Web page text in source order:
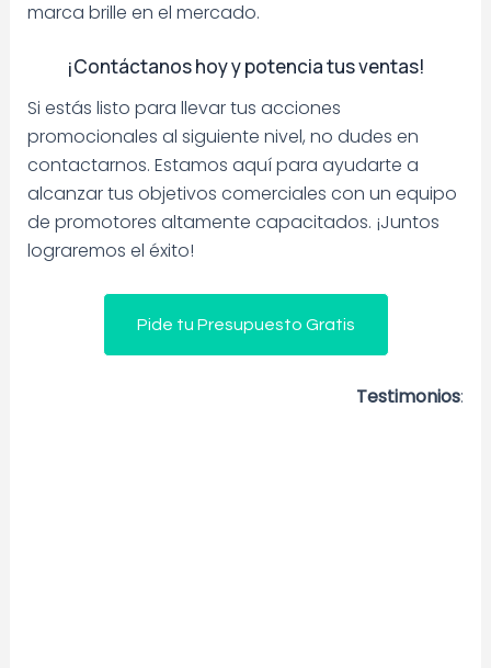
marca brille en el mercado.
¡Contáctanos hoy y potencia tus ventas!
Si estás listo para llevar tus acciones
promocionales al siguiente nivel, no dudes en
contactarnos. Estamos aquí para ayudarte a
alcanzar tus objetivos comerciales con un equipo
de promotores altamente capacitados. ¡Juntos
lograremos el éxito!
Pide tu Presupuesto Gratis
Testimonios: